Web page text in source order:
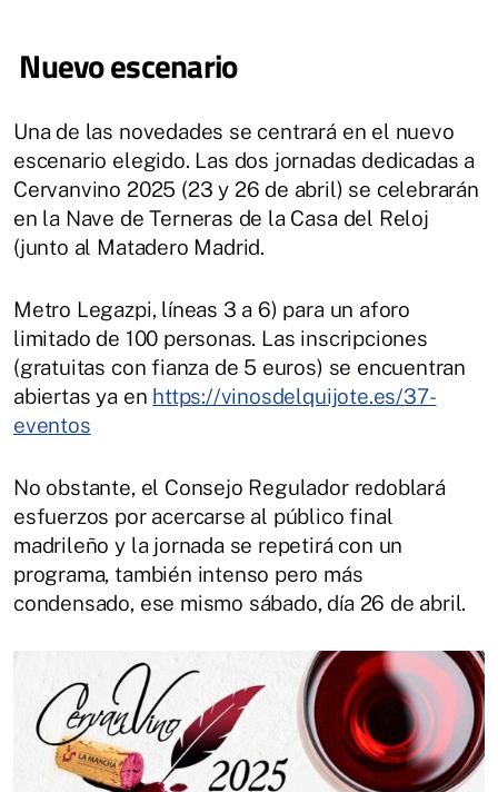
Nuevo escenario
Una de las novedades se centrará en el nuevo
escenario elegido. Las dos jornadas dedicadas a
Cervanvino 2025 (23 y 26 de abril) se celebrarán
en la Nave de Terneras de la Casa del Reloj
(junto al Matadero Madrid.
Metro Legazpi, líneas 3 a 6) para un aforo
limitado de 100 personas. Las inscripciones
(gratuitas con fianza de 5 euros) se encuentran
abiertas ya en https://vinosdelquijote.es/37-
eventos
No obstante, el Consejo Regulador redoblará
esfuerzos por acercarse al público final
madrileño y la jornada se repetirá con un
programa, también intenso pero más
condensado, ese mismo sábado, día 26 de abril.